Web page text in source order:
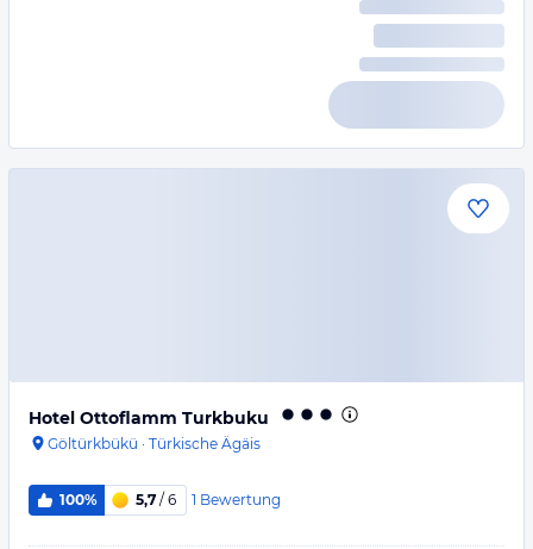
Hotel Ottoflamm Turkbuku
Göltürkbükü · Türkische Ägäis
100% 5,7 / 6 1 Bewertung